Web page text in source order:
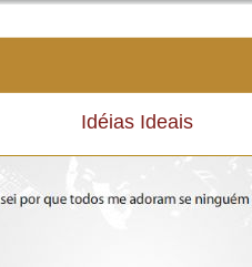
Idéias Ideais